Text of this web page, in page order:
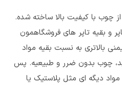
از چوب با کیفیت بالا ساخته شده.
و بقیه تاپر های فروشگاهمون
بالاتری به نسبت بقیه مواد
چوب بدون ضرر و طبیعیه. پس
دیگه ای مثل پلاستیک یا